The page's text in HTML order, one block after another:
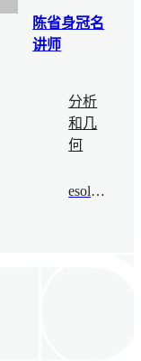
陈省身冠名
讲师
分析
和几
何
esolefarre@bimsa.cn